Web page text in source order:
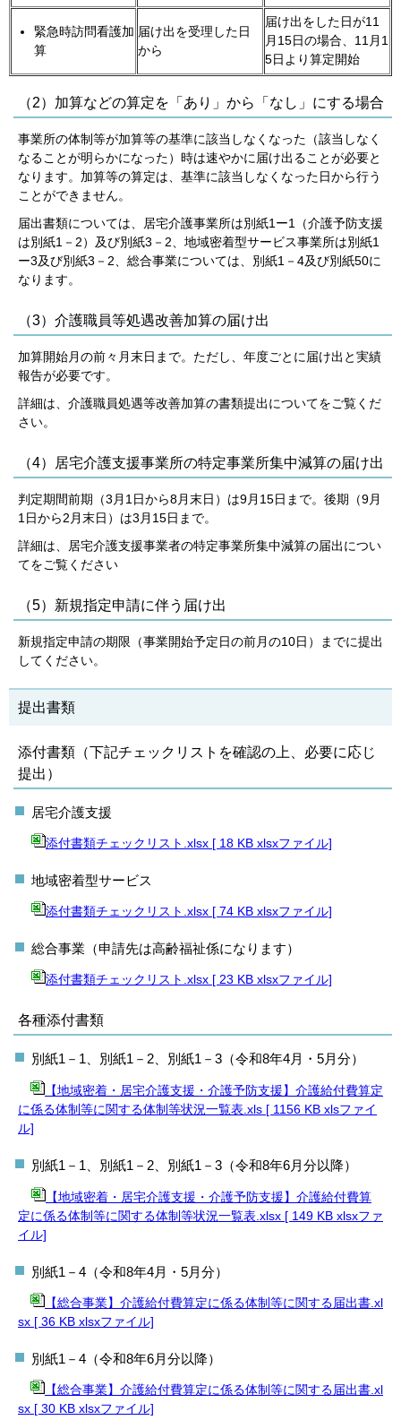
緊急時訪問看護加
算
届け出を受理した日
から
届け出をした日が11
月15日の場合、11月1
5日より算定開始
（2）加算などの算定を「あり」から「なし」にする場合
事業所の体制等が加算等の基準に該当しなくなった（該当しなく
なることが明らかになった）時は速やかに届け出ることが必要と
なります。加算等の算定は、基準に該当しなくなった日から行う
ことができません。
届出書類については、居宅介護事業所は別紙1ー1（介護予防支援
は別紙1－2）及び別紙3－2、地域密着型サービス事業所は別紙1
ー3及び別紙3－2、総合事業については、別紙1－4及び別紙50に
なります。
（3）介護職員等処遇改善加算の届け出
加算開始月の前々月末日まで。ただし、年度ごとに届け出と実績
報告が必要です。
詳細は、介護職員処遇等改善加算の書類提出についてをご覧くだ
さい。
（4）居宅介護支援事業所の特定事業所集中減算の届け出
判定期間前期（3月1日から8月末日）は9月15日まで。後期（9月
1日から2月末日）は3月15日まで。
詳細は、居宅介護支援事業者の特定事業所集中減算の届出につい
てをご覧ください
（5）新規指定申請に伴う届け出
新規指定申請の期限（事業開始予定日の前月の10日）までに提出
してください。
提出書類
添付書類（下記チェックリストを確認の上、必要に応じ
提出）
居宅介護支援
添付書類チェックリスト.xlsx [ 18 KB xlsxファイル]
地域密着型サービス
添付書類チェックリスト.xlsx [ 74 KB xlsxファイル]
総合事業（申請先は高齢福祉係になります）
添付書類チェックリスト.xlsx [ 23 KB xlsxファイル]
各種添付書類
別紙1－1、別紙1－2、別紙1－3 （令和8年4月・5月分）
【地域密着・居宅介護支援・介護予防支援】介護給付費算定
に係る体制等に関する体制等状況一覧表.xls [ 1156 KB xlsファイ
ル]
別紙1－1、別紙1－2、別紙1－3（令和8年6月分以降）
【地域密着・居宅介護支援・介護予防支援】介護給付費算
定に係る体制等に関する体制等状況一覧表.xlsx [ 149 KB xlsxファ
イル]
別紙1－4（令和8年4月・5月分）
【総合事業】介護給付費算定に係る体制等に関する届出書.xl
sx [ 36 KB xlsxファイル]
別紙1－4（令和8年6月分以降）
【総合事業】介護給付費算定に係る体制等に関する届出書.xl
sx [ 30 KB xlsxファイル]